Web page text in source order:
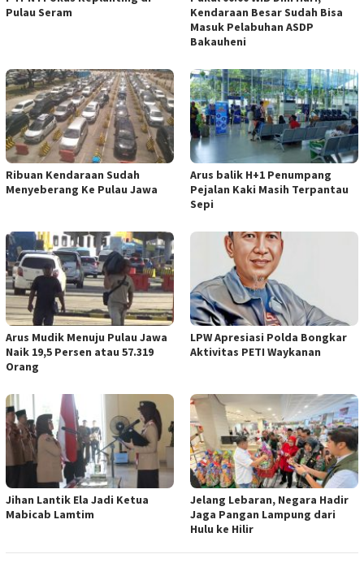
Pulau Seram
Kendaraan Besar Sudah Bisa
Masuk Pelabuhan ASDP
Bakauheni
Ribuan Kendaraan Sudah
Menyeberang Ke Pulau Jawa
Arus balik H+1 Penumpang
Pejalan Kaki Masih Terpantau
Sepi
Arus Mudik Menuju Pulau Jawa
Naik 19,5 Persen atau 57.319
Orang
LPW Apresiasi Polda Bongkar
Aktivitas PETI Waykanan
Jihan Lantik Ela Jadi Ketua
Mabicab Lamtim
Jelang Lebaran, Negara Hadir
Jaga Pangan Lampung dari
Hulu ke Hilir